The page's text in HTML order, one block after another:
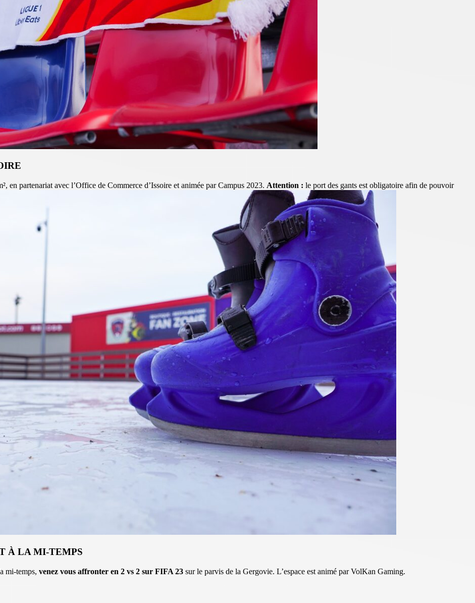
en partenariat avec l’Office de Commerce d’Issoire et animée par Campus 2023. Attention : le port des gants est obligatoire afin de pouvoir
À LA MI-TEMPS
mi-temps, venez vous affronter en 2 vs 2 sur FIFA 23 sur le parvis de la Gergovie. L’espace est animé par VolKan Gaming.